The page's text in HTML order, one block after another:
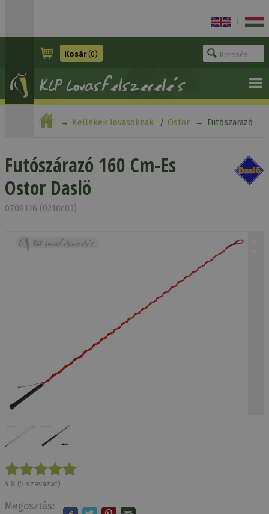
Kosár(0)
Kellékek lovasoknak Ostor Futószárazó
Futószárazó 160 Cm-Es
Ostor Daslö
0708116 (0210c03)
4.8 (5 szavazat)
Megosztás: